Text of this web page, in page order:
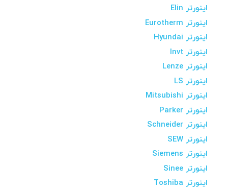
اینورتر Elin
اینورتر Eurotherm
اینورتر Hyundai
اینورتر Invt
اینورتر Lenze
اینورتر LS
اینورتر Mitsubishi
اینورتر Parker
اینورتر Schneider
اینورتر SEW
اینورتر Siemens
اینورتر Sinee
اینورتر Toshiba